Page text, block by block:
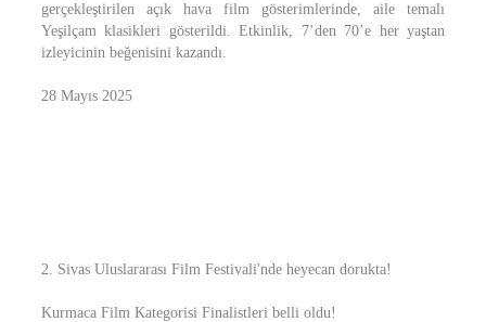
gerçekleştirilen açık hava film gösterimlerinde, aile temalı
Yeşilçam klasikleri gösterildi. Etkinlik, 7’den 70’e her yaştan
izleyicinin beğenisini kazandı.
28 Mayıs 2025
2. Sivas Uluslararası Film Festivali'nde heyecan dorukta!
Kurmaca Film Kategorisi Finalistleri belli oldu!